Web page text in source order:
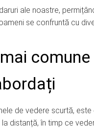
ale noastre,
se confruntă cu
de vedere scurtă,
distanță, în timp ce